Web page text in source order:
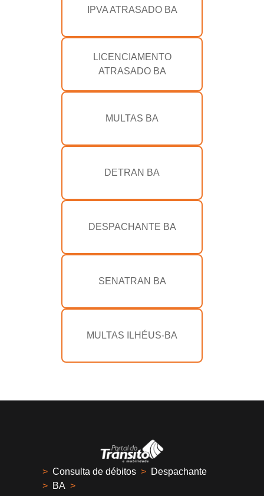
IPVA ATRASADO BA
LICENCIAMENTO
ATRASADO BA
MULTAS BA
DETRAN BA
DESPACHANTE BA
SENATRAN BA
MULTAS ILHÉUS-BA
> Consulta de débitos > Despachante
> BA >